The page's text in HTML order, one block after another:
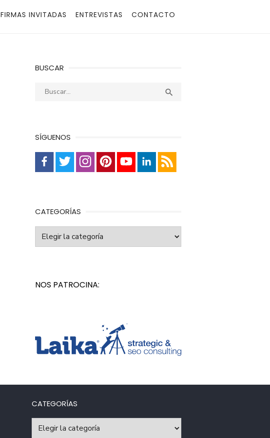
FIRMAS INVITADAS ENTREVISTAS CONTACTO
BUSCAR
Buscar: 
SÍGUENOS
CATEGORÍAS
NOS PATROCINA:
CATEGORÍAS